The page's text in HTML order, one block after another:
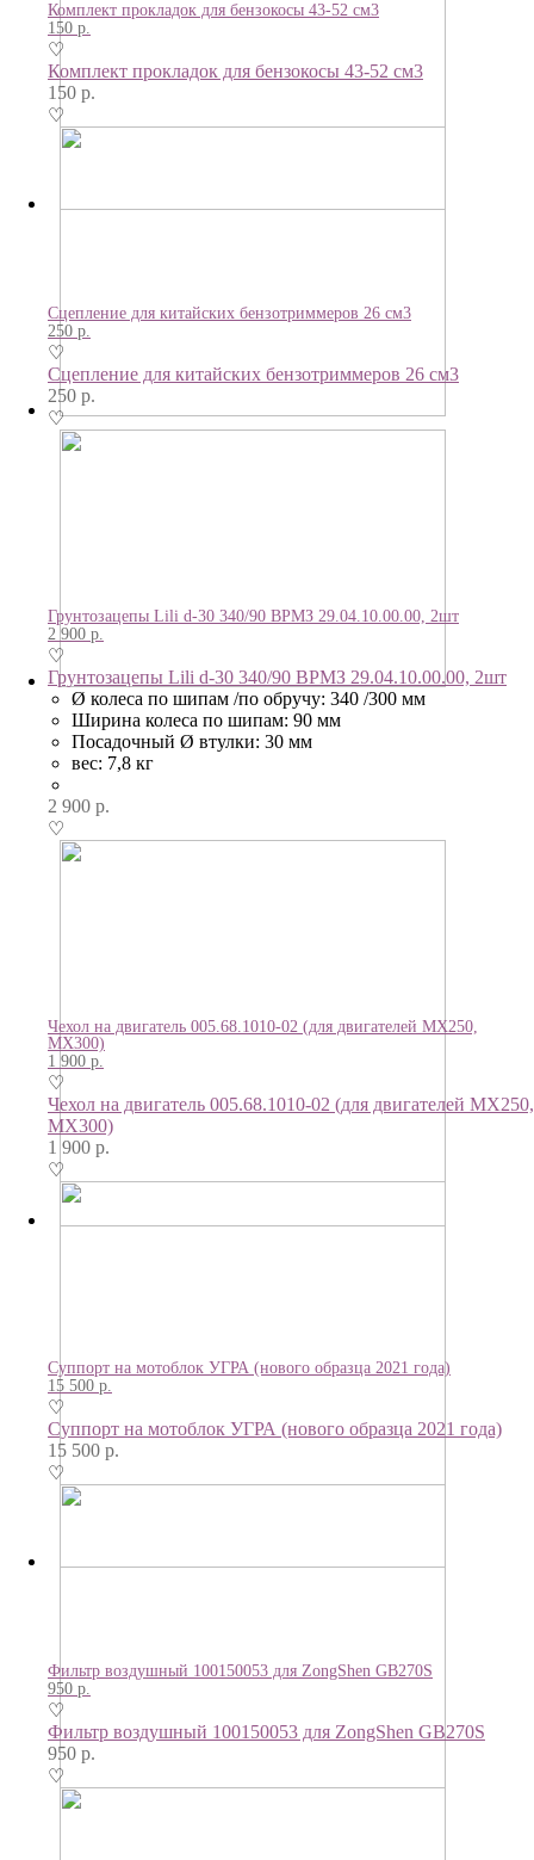
Комплект прокладок для бензокосы 43-52 см3
150 р.
♡
Комплект прокладок для бензокосы 43-52 см3
150 р.
♡
Сцепление для китайских бензотриммеров 26 см3
250 р.
♡
Сцепление для китайских бензотриммеров 26 см3
250 р.
♡
Грунтозацепы Lili d-30 340/90 ВРМЗ 29.04.10.00.00, 2шт
2 900 р.
♡
Грунтозацепы Lili d-30 340/90 ВРМЗ 29.04.10.00.00, 2шт
Ø колеса по шипам /по обручу: 340 /300 мм
Ширина колеса по шипам: 90 мм
Посадочный Ø втулки: 30 мм
вес: 7,8 кг
2 900 р.
♡
Чехол на двигатель 005.68.1010-02 (для двигателей МХ250,
МХ300)
1 900 р.
♡
Чехол на двигатель 005.68.1010-02 (для двигателей МХ250,
МХ300)
1 900 р.
♡
Суппорт на мотоблок УГРА (нового образца 2021 года)
15 500 р.
♡
Суппорт на мотоблок УГРА (нового образца 2021 года)
15 500 р.
♡
Фильтр воздушный 100150053 для ZongShen GB270S
950 р.
♡
Фильтр воздушный 100150053 для ZongShen GB270S
950 р.
♡